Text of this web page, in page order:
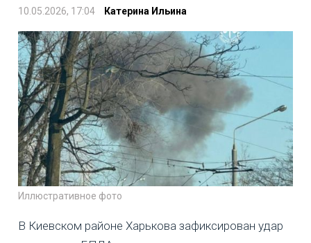
10.05.2026, 17:04 Катерина Ильина
Иллюстративное фото
В Киевском районе Харькова зафиксирован удар